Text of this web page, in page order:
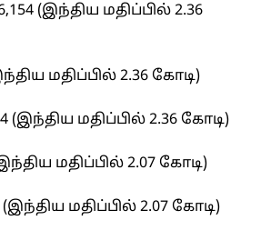
(இந்திய மதிப்பில் 2.36
மதிப்பில் 2.36 கோடி)
(இந்திய மதிப்பில் 2.36 கோடி)
மதிப்பில் 2.07 கோடி)
(இந்திய மதிப்பில் 2.07 கோடி)